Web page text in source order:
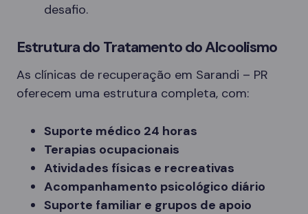
desafio.
Estrutura do Tratamento do Alcoolismo
As clínicas de recuperação em Sarandi – PR
oferecem uma estrutura completa, com:
Suporte médico 24 horas
Terapias ocupacionais
Atividades físicas e recreativas
Acompanhamento psicológico diário
Suporte familiar e grupos de apoio